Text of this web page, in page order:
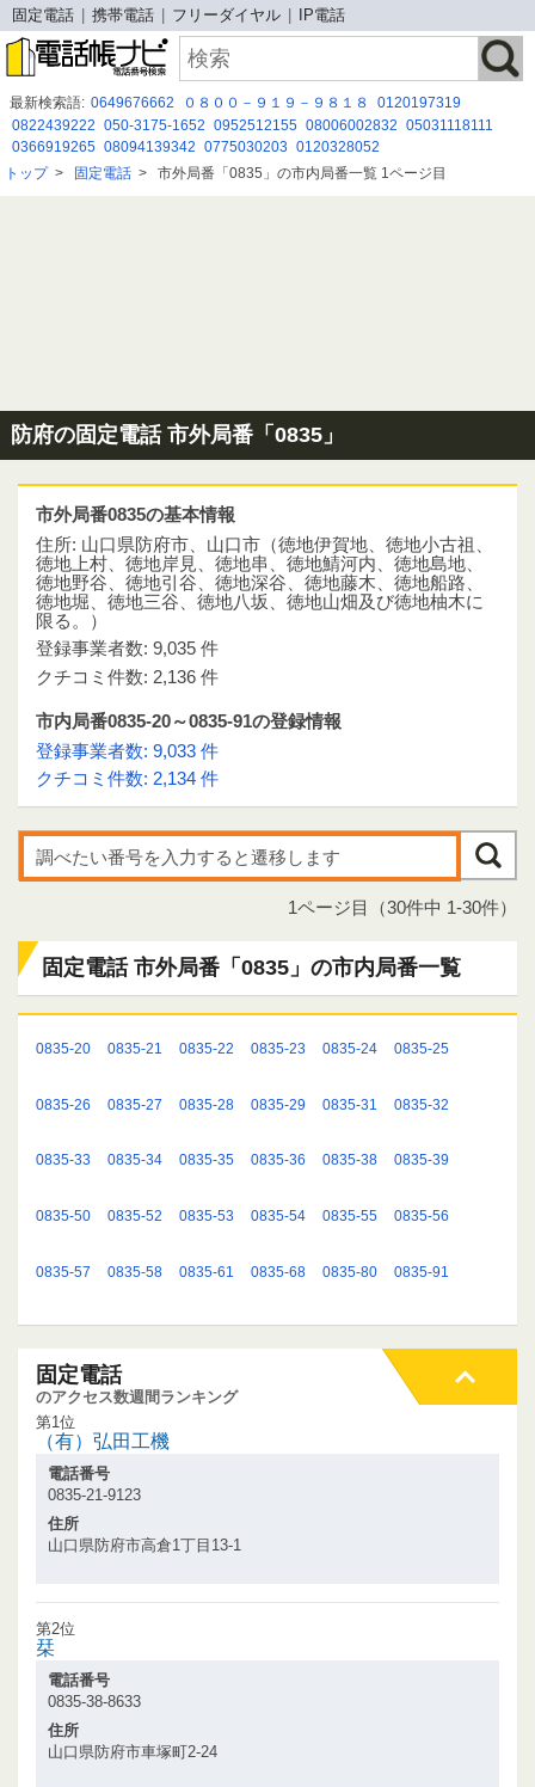
固定電話 携帯電話 フリーダイヤル IP電話
最新検索語: 0649676662 ０８００－９１９－９８１８
0120197319
0822439222 050-3175-1652 0952512155 08006002832 05031118111
0366919265 08094139342 0775030203 0120328052
０１２０９２１７９３
0345007077 0366358728 03-5547-5556
トップ> 固定電話 > 市外局番「0835」の市内局番一覧 1ページ目
防府の固定電話 市外局番「0835」
市外局番0835の基本情報
住所: 山口県防府市、山口市（徳地伊賀地、徳地小古祖、
徳地上村、徳地岸見、徳地串、徳地鯖河内、徳地島地、
徳地野谷、徳地引谷、徳地深谷、徳地藤木、徳地船路、
徳地堀、徳地三谷、徳地八坂、徳地山畑及び徳地柚木に
限る。）
登録事業者数: 9,035 件
クチコミ件数: 2,136 件
市内局番0835-20～0835-91の登録情報
登録事業者数: 9,033 件
クチコミ件数: 2,134 件
1ページ目（30件中 1-30件）
固定電話 市外局番「0835」の市内局番一覧
0835-20 0835-21 0835-22 0835-23 0835-24 0835-25
0835-26 0835-27 0835-28 0835-29 0835-31 0835-32
0835-33 0835-34 0835-35 0835-36 0835-38 0835-39
0835-50 0835-52 0835-53 0835-54 0835-55 0835-56
0835-57 0835-58 0835-61 0835-68 0835-80 0835-91
固定電話
のアクセス数週間ランキング
第1位
（有）弘田工機
電話番号
0835-21-9123
住所
山口県防府市高倉1丁目13-1
第2位
栞
電話番号
0835-38-8633
住所
山口県防府市車塚町2-24